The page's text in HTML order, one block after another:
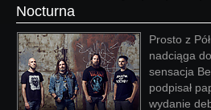
Nocturna
Prosto z
nadciąga
sensacja
podpisał
wydanie